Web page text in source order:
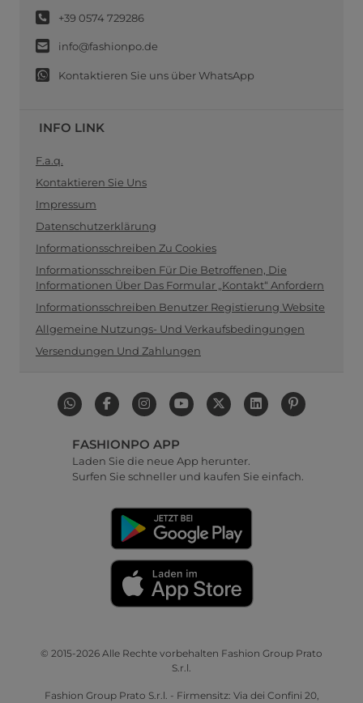
+39 0574 729286
info@fashionpo.de
Kontaktieren Sie uns über WhatsApp
INFO LINK
F.a.q.
Kontaktieren Sie Uns
Impressum
Datenschutzerklärung
Informationsschreiben Zu Cookies
Informationsschreiben Für Die Betroffenen, Die
Informationen Über Das Formular „Kontakt“ Anfordern
Informationsschreiben Benutzer Registierung Website
Allgemeine Nutzungs- Und Verkaufsbedingungen
Versendungen Und Zahlungen
FASHIONPO APP
Laden Sie die neue App herunter.
Surfen Sie schneller und kaufen Sie einfach.
© 2015-2026 Alle Rechte vorbehalten Fashion Group Prato
S.r.l.
Fashion Group Prato S.r.l. - Firmensitz: Via dei Confini 20,